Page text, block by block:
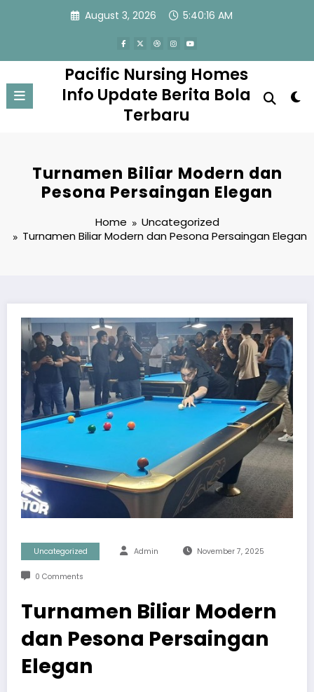
August 3, 2026 5:40:17 AM
Pacific Nursing Homes
Info Update Berita Bola
Terbaru
Turnamen Biliar Modern dan
Pesona Persaingan Elegan
Home
Uncategorized
Turnamen Biliar Modern dan Pesona Persaingan Elegan
Uncategorized Admin November 7, 2025
0 Comments
Turnamen Biliar Modern
dan Pesona Persaingan
Elegan